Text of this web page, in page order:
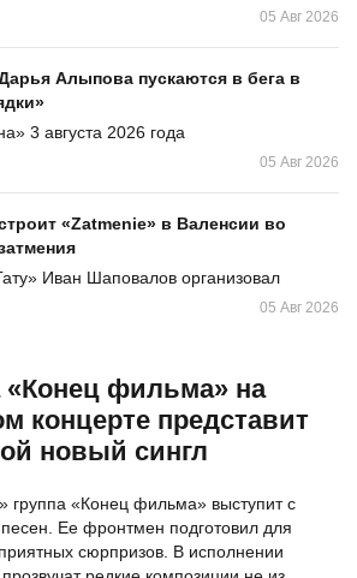
05 Авг 2026
Алыпова пускаются в бега в
3 августа 2026 года
05 Авг 2026
«Zatmenie» в Валенсии во
Иван Шаповалов организовал
05 Авг 2026
«Конец фильма» на
концерте представит
новый сингл
группа «Конец фильма» выступит с
Ее фронтмен подготовил для
сюрпризов. В исполнении